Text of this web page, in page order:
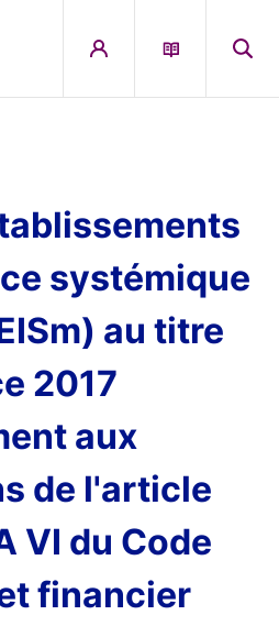
systémique
au titre
2017
aux
de l'article
VI du Code
financier